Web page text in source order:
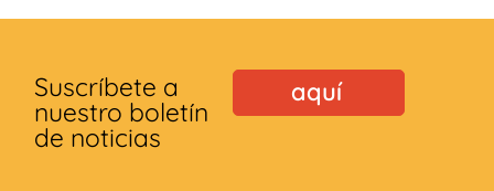
Suscríbete a
nuestro boletín
de noticias
aquí